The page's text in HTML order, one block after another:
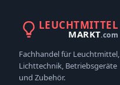
LEUCHTMITTEL
MARKT.com
Fachhandel für Leuchtmittel,
Lichttechnik, Betriebsgeräte
und Zubehör.